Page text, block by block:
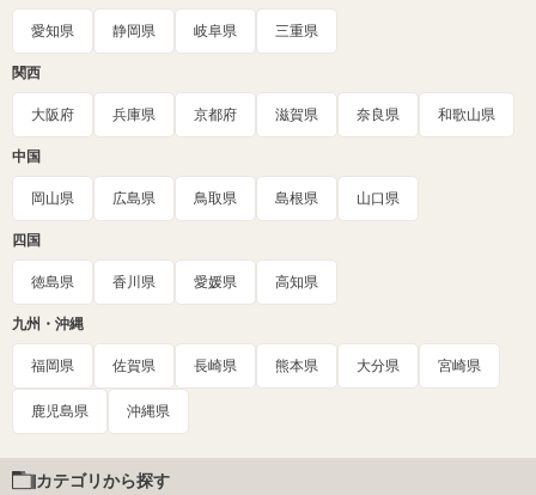
愛知県 静岡県 岐阜県 三重県
関西
大阪府 兵庫県 京都府 滋賀県 奈良県 和歌山県
中国
岡山県 広島県 鳥取県 島根県 山口県
四国
徳島県 香川県 愛媛県 高知県
九州・沖縄
福岡県 佐賀県 長崎県 熊本県 大分県 宮崎県
鹿児島県 沖縄県
カテゴリから探す